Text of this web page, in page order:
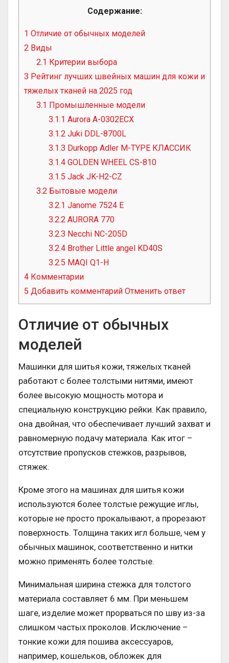
Содержание:
1 Отличие от обычных моделей
2 Виды
2.1 Критерии выбора
3 Рейтинг лучших швейных машин для кожи и
тяжелых тканей на 2025 год
3.1 Промышленные модели
3.1.1 Aurora A-0302ECX
3.1.2 Juki DDL-8700L
3.1.3 Durkopp Adler M-TYPE КЛАССИК
3.1.4 GOLDEN WHEEL CS-810
3.1.5 Jack JK-H2-CZ
3.2 Бытовые модели
3.2.1 Janome 7524 E
3.2.2 AURORA 770
3.2.3 Necchi NC-205D
3.2.4 Brother Little angel KD40S
3.2.5 MAQI Q1-H
4 Комментарии
5 Добавить комментарий Отменить ответ
Отличие от обычных
моделей
Машинки для шитья кожи, тяжелых тканей
работают с более толстыми нитями, имеют
более высокую мощность мотора и
специальную конструкцию рейки. Как правило,
она двойная, что обеспечивает лучший захват и
равномерную подачу материала. Как итог –
отсутствие пропусков стежков, разрывов,
стяжек.
Кроме этого на машинах для шитья кожи
используются более толстые режущие иглы,
которые не просто прокалывают, а прорезают
поверхность. Толщина таких игл больше, чем у
обычных машинок, соответственно и нитки
можно применять более толстые.
Минимальная ширина стежка для толстого
материала составляет 6 мм. При меньшем
шаге, изделие может прорваться по шву из-за
слишком частых проколов. Исключение –
тонкие кожи для пошива аксессуаров,
например, кошельков, обложек для